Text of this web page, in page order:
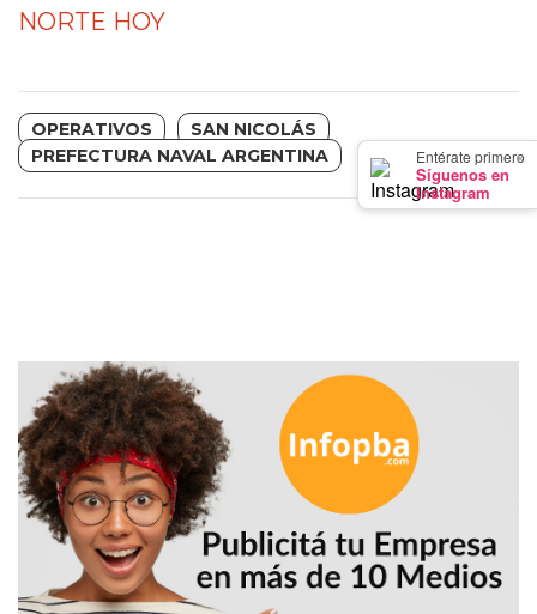
×
Entérate primero
Síguenos en
Instagram
GIMNASIO
LOS
MEJORES
PRECIOS
SUPLEMENTOS
DEPORTIVOS
EN
PERGAMINO:
LOS
MEJORES
PRECIOS
WHEY
NORTE HOY
OPERATIVOS
SAN NICOLÁS
PREFECTURA NAVAL ARGENTINA